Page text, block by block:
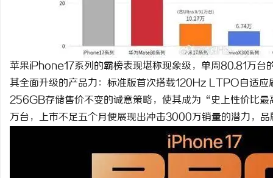
苹果iPhone17系列的霸榜表现堪称现象级，单周80.81万台
其全面升级的产品力：标准版首次搭载120Hz LTPO自适
256GB存储售价不变的诚意策略，使其成为“史上性价比
万台，上市不足五个月便展现出冲击3000万销量的潜力，
光焊接系列：高效、精准及环保的制造解决 全面解析2828电影网：